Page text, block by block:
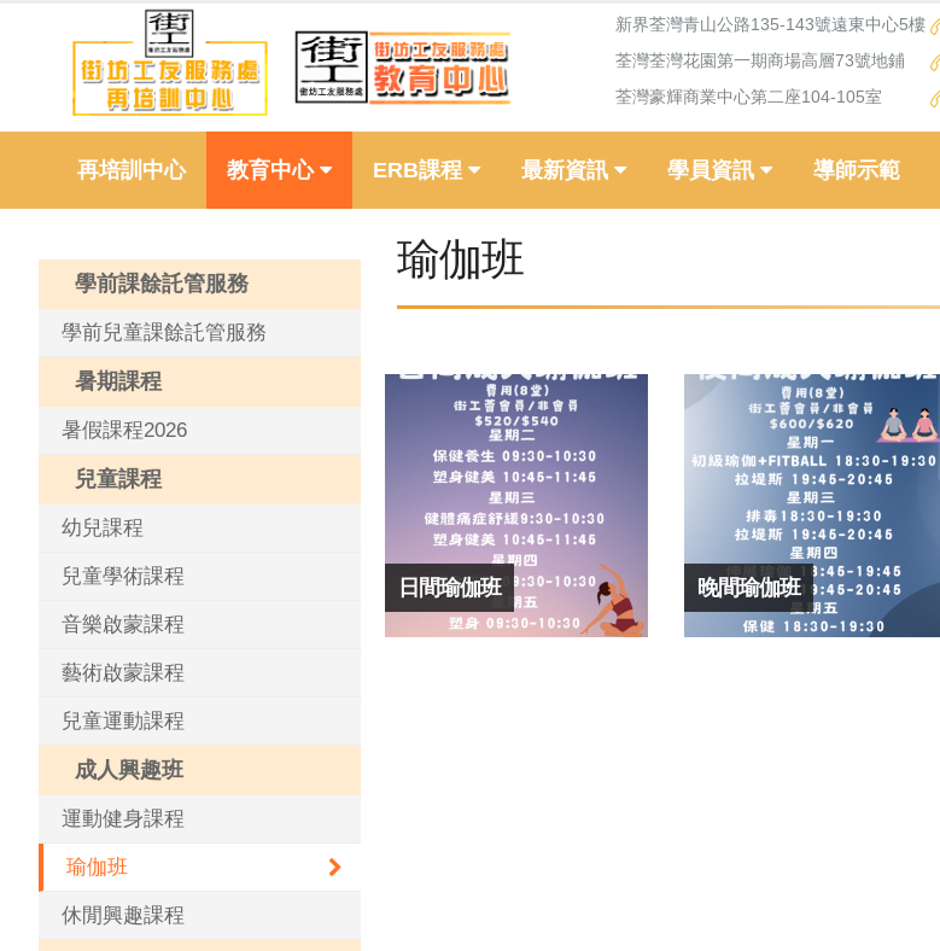
新界荃灣青山公路135-143號遠東中心5樓
荃灣荃灣花園第一期商場高層73號地鋪
荃灣豪輝商業中心第二座104-105室
再培訓中心 教育中心 ERB課程 最新資訊 學員資訊 導師示範
瑜伽班
日間瑜伽班 晚間瑜伽班
學前課餘託管服務
學前兒童課餘託管服務
暑期課程
暑假課程2026
兒童課程
幼兒課程
兒童學術課程
音樂啟蒙課程
藝術啟蒙課程
兒童運動課程
成人興趣班
運動健身課程
瑜伽班
休閒興趣課程